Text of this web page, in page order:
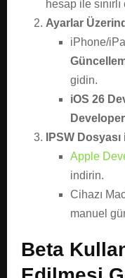
hesap ile
Ayarlar
iPhone/
gidin.
iOS 26
IPSW
Apple
indirin.
Cihazı
manuel
Beta